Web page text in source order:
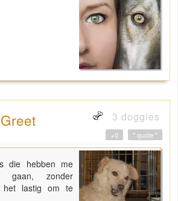
3 doggies
" quote "
+0
die hebben me
gaan, zonder
het lastig om te